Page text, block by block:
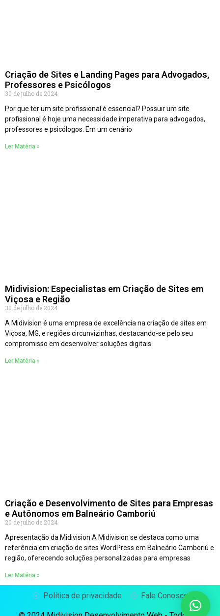
Criação de Sites e Landing Pages para Advogados,
Professores e Psicólogos
30 de julho de 2024
Por que ter um site profissional é essencial? Possuir um site
profissional é hoje uma necessidade imperativa para advogados,
professores e psicólogos. Em um cenário
Ler Matéria »
Midivision: Especialistas em Criação de Sites em
Viçosa e Região
30 de julho de 2024
A Midivision é uma empresa de excelência na criação de sites em
Viçosa, MG, e regiões circunvizinhas, destacando-se pelo seu
compromisso em desenvolver soluções digitais
Ler Matéria »
Criação e Desenvolvimento de Sites para Empresas
e Autônomos em Balneário Camboriú
20 de julho de 2024
Apresentação da Midivision A Midivision se destaca como uma
referência em criação de sites WordPress em Balneário Camboriú e
região, oferecendo soluções personalizadas para empresas
Ler Matéria »
Política de privacidade Fale Conosco